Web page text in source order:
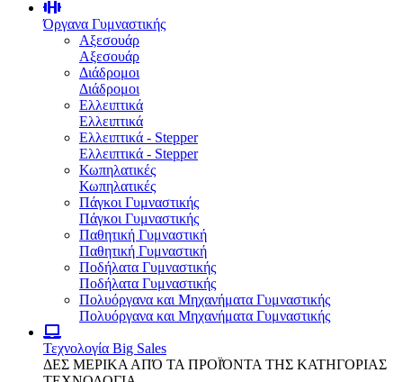
Όργανα Γυμναστικής
Αξεσουάρ
Αξεσουάρ
Διάδρομοι
Διάδρομοι
Ελλειπτικά
Ελλειπτικά
Ελλειπτικά - Stepper
Ελλειπτικά - Stepper
Κωπηλατικές
Κωπηλατικές
Πάγκοι Γυμναστικής
Πάγκοι Γυμναστικής
Παθητική Γυμναστική
Παθητική Γυμναστική
Ποδήλατα Γυμναστικής
Ποδήλατα Γυμναστικής
Πολυόργανα και Μηχανήματα Γυμναστικής
Πολυόργανα και Μηχανήματα Γυμναστικής
Τεχνολογία Big Sales
ΔΕΣ ΜΕΡΙΚΑ ΑΠΌ ΤΑ ΠΡΟΪΌΝΤΑ ΤΗΣ ΚΑΤΗΓΟΡΙΑΣ